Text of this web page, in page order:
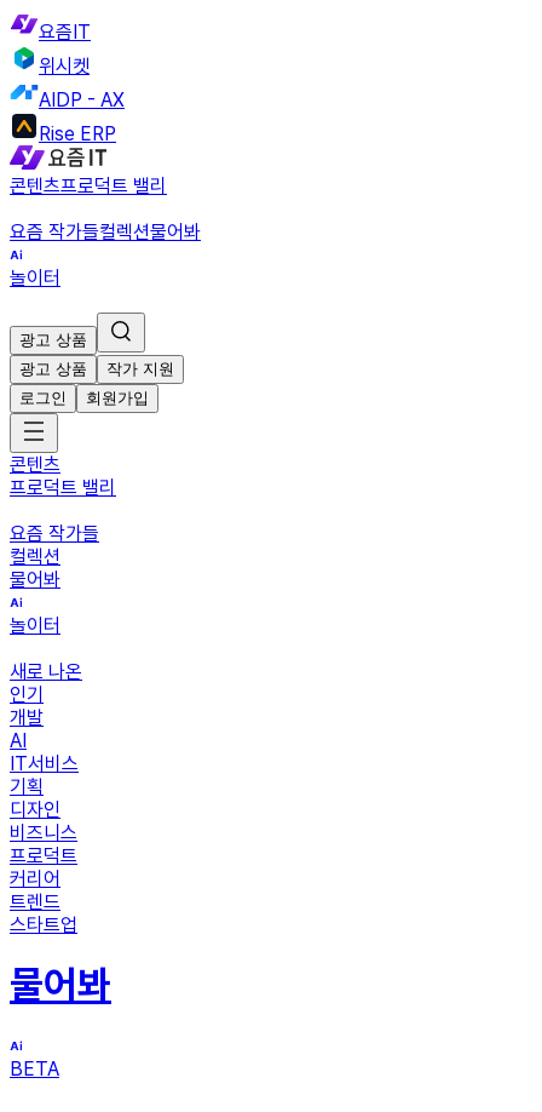
요즘IT
위시켓
AIDP - AX
Rise ERP
콘텐츠프로덕트 밸리
요즘 작가들컬렉션물어봐
놀이터
광고 상품
광고 상품
작가 지원
로그인
회원가입
콘텐츠
프로덕트 밸리
요즘 작가들
컬렉션
물어봐
놀이터
새로 나온
인기
개발
AI
IT서비스
기획
디자인
비즈니스
프로덕트
커리어
트렌드
스타트업
물어봐
BETA